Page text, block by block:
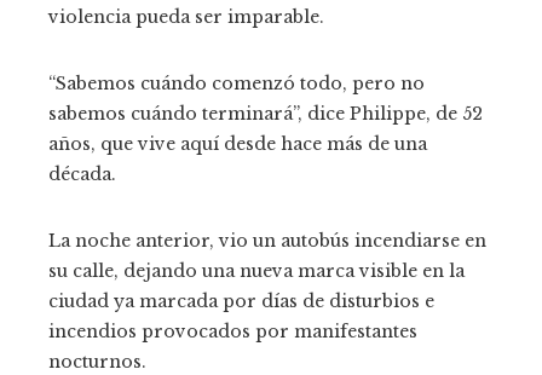
violencia pueda ser imparable.
“Sabemos cuándo comenzó todo, pero no
sabemos cuándo terminará”, dice Philippe, de 52
años, que vive aquí desde hace más de una
década.
La noche anterior, vio un autobús incendiarse en
su calle, dejando una nueva marca visible en la
ciudad ya marcada por días de disturbios e
incendios provocados por manifestantes
nocturnos.